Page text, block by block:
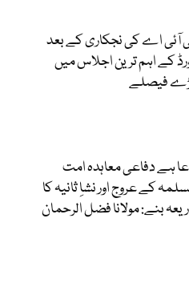
آئی اے کی نجکاری کے بعد
کے اہم ترین اجلاس میں
فیصلے
ہے دفاعی معاہدہ امت
کے عروج اور نشاِ ثانیہ کا
بنے: مولانا فضل الرحمان